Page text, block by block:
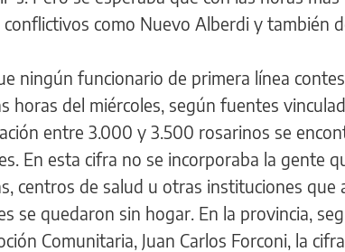
como Nuevo Alberdi y también
ningún funcionario de primera línea
horas del miércoles, según fuentes
entre 3.000 y 3.500 rosarinos se
En esta cifra no se incorporaba la gente
centros de salud u otras instituciones
se quedaron sin hogar. En la provincia,
Comunitaria, Juan Carlos Forconi, la